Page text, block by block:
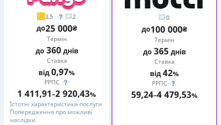
3,5 2
до25 000₴
Термін
до 360днів
Ставка
від 0,97%
РРПС
1 411,91–2 920,43%
Істотні характеристики послуги
Попередження про можливі
наслідки
0
до100 000₴
Термін
до 365днів
Ставка
від 42%
РРПС
59,24–4 479,53%